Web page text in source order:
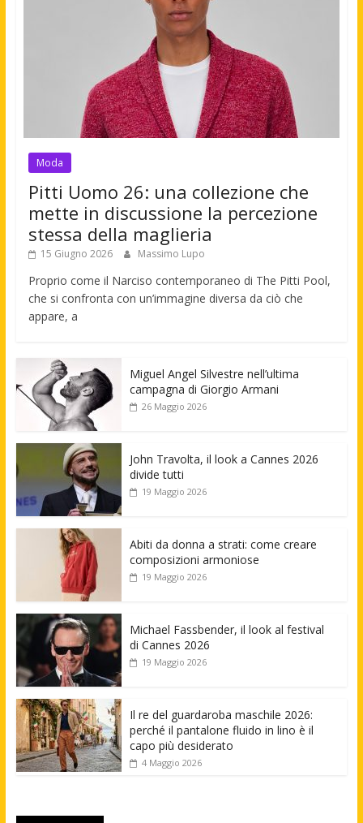
Moda
Pitti Uomo 26: una collezione che
mette in discussione la percezione
stessa della maglieria
15 Giugno 2026 Massimo Lupo
Proprio come il Narciso contemporaneo di The Pitti Pool,
che si confronta con un’immagine diversa da ciò che
appare, a
Miguel Angel Silvestre nell’ultima
campagna di Giorgio Armani
26 Maggio 2026
John Travolta, il look a Cannes 2026
divide tutti
19 Maggio 2026
Abiti da donna a strati: come creare
composizioni armoniose
19 Maggio 2026
Michael Fassbender, il look al festival
di Cannes 2026
19 Maggio 2026
Il re del guardaroba maschile 2026:
perché il pantalone fluido in lino è il
capo più desiderato
4 Maggio 2026